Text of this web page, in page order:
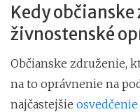
Kedy
živnostenské
Občianske združenie,
na to oprávnenie na
najčastejšie